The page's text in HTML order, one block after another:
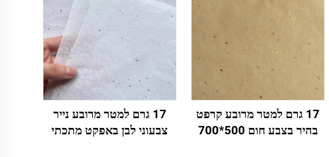
17 גרם למטר מרובע קרפט
בהיר בצבע חום 500*700
17 גרם למטר מרובע נייר
צבעוני לבן באפקט מתכתי